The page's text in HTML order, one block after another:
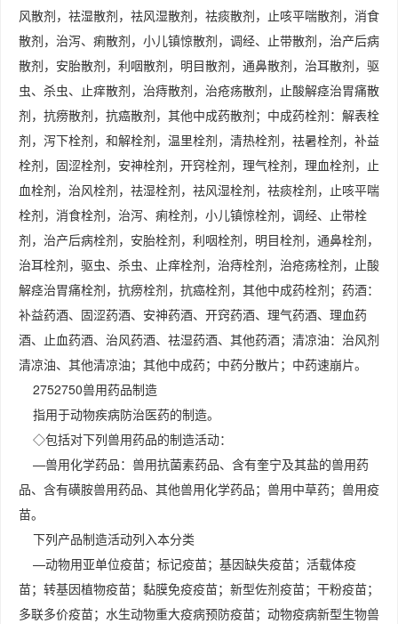
风散剂，祛湿散剂，祛风湿散剂，祛痰散剂，止咳平喘散剂，消食
散剂，治泻、痢散剂，小儿镇惊散剂，调经、止带散剂，治产后病
散剂，安胎散剂，利咽散剂，明目散剂，通鼻散剂，治耳散剂，驱
虫、杀虫、止痒散剂，治痔散剂，治疮疡散剂，止酸解痉治胃痛散
剂，抗痨散剂，抗癌散剂，其他中成药散剂；中成药栓剂：解表栓
剂，泻下栓剂，和解栓剂，温里栓剂，清热栓剂，祛暑栓剂，补益
栓剂，固涩栓剂，安神栓剂，开窍栓剂，理气栓剂，理血栓剂，止
血栓剂，治风栓剂，祛湿栓剂，祛风湿栓剂，祛痰栓剂，止咳平喘
栓剂，消食栓剂，治泻、痢栓剂，小儿镇惊栓剂，调经、止带栓
剂，治产后病栓剂，安胎栓剂，利咽栓剂，明目栓剂，通鼻栓剂，
治耳栓剂，驱虫、杀虫、止痒栓剂，治痔栓剂，治疮疡栓剂，止酸
解痉治胃痛栓剂，抗痨栓剂，抗癌栓剂，其他中成药栓剂；药酒：
补益药酒、固涩药酒、安神药酒、开窍药酒、理气药酒、理血药
酒、止血药酒、治风药酒、祛湿药酒、其他药酒；清凉油：治风剂
清凉油、其他清凉油；其他中成药；中药分散片；中药速崩片。
2752750兽用药品制造
指用于动物疾病防治医药的制造。
◇包括对下列兽用药品的制造活动：
—兽用化学药品：兽用抗菌素药品、含有奎宁及其盐的兽用药
品、含有磺胺兽用药品、其他兽用化学药品；兽用中草药；兽用疫
苗。
下列产品制造活动列入本分类
—动物用亚单位疫苗；标记疫苗；基因缺失疫苗；活载体疫
苗；转基因植物疫苗；黏膜免疫疫苗；新型佐剂疫苗；干粉疫苗；
多联多价疫苗；水生动物重大疫病预防疫苗；动物疫病新型生物兽